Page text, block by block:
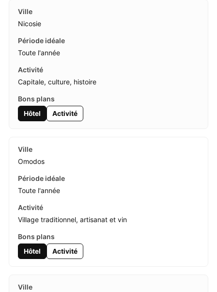
Nicosie
Toute l'année
Capitale, culture, histoire
Hôtel Activité
Omodos
Toute l'année
Village traditionnel, artisanat et vin
Hôtel Activité